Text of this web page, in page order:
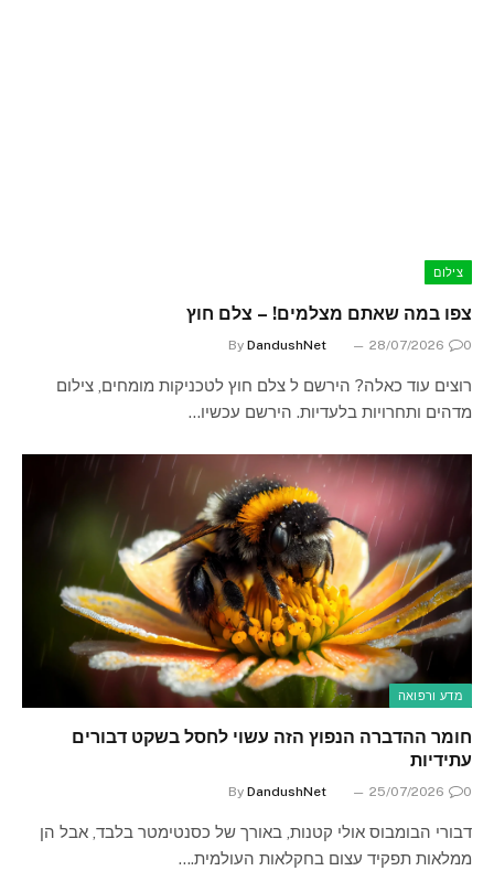
צילום
צפו במה שאתם מצלמים! – צלם חוץ
By DandushNet 28/07/2026 0
רוצים עוד כאלה? הירשם ל צלם חוץ לטכניקות מומחים, צילום
מדהים ותחרויות בלעדיות. הירשם עכשיו…
מדע ורפואה
חומר ההדברה הנפוץ הזה עשוי לחסל בשקט דבורים
עתידיות
By DandushNet 25/07/2026 0
דבורי הבומבוס אולי קטנות, באורך של כסנטימטר בלבד, אבל הן
ממלאות תפקיד עצום בחקלאות העולמית.…